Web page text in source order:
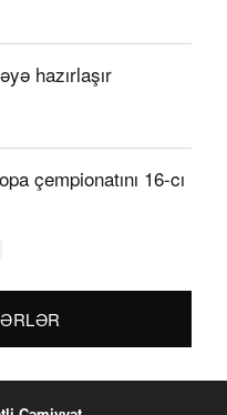
hazırlaşır
çempionatını 16-cı